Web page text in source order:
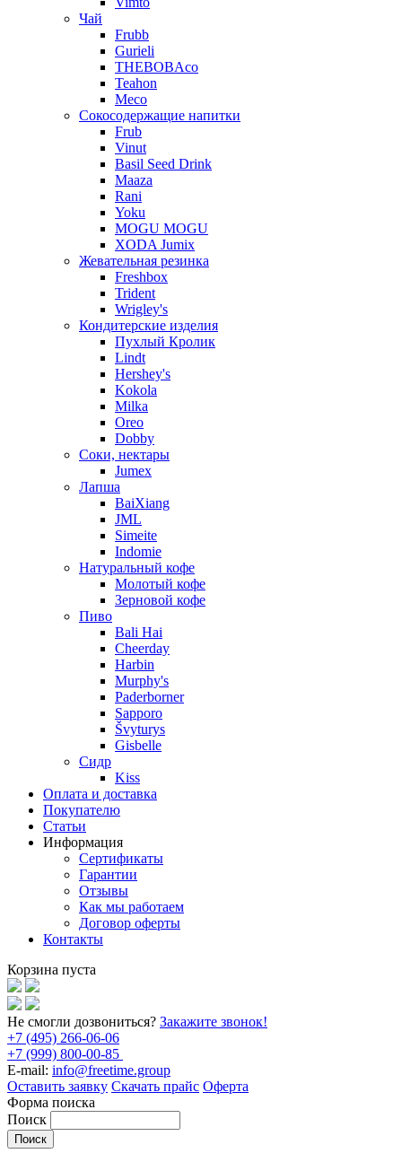
Чай
Frubb
Gurieli
THEBOBAco
Teahon
Meco
Сокосодержащие напитки
Frub
Vinut
Basil Seed Drink
Maaza
Rani
Yoku
MOGU MOGU
XODA Jumix
Жевательная резинка
Freshbox
Trident
Wrigley's
Кондитерские изделия
Пухлый Кролик
Lindt
Hershey's
Kokola
Milka
Oreo
Dobby
Соки, нектары
Jumex
Лапша
BaiXiang
JML
Simeite
Indomie
Натуральный кофе
Молотый кофе
Зерновой кофе
Пиво
Bali Hai
Cheerday
Harbin
Murphy's
Paderborner
Sapporo
Švyturys
Gisbelle
Сидр
Kiss
Оплата и доставка
Покупателю
Статьи
Информация
Сертификаты
Гарантии
Отзывы
Как мы работаем
Договор оферты
Контакты
Корзина пуста
Не смогли дозвониться? Закажите звонок!
+7 (495) 266-06-06
+7 (999) 800-00-85
E-mail: info@freetime.group
Оставить заявку Скачать прайс Оферта
Форма поиска
Поиск